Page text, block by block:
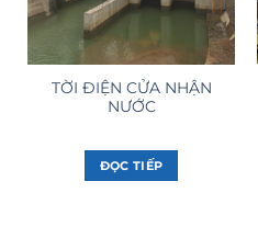
TỜI ĐIỆN CỬA NHẬN
NƯỚC
ĐỌC TIẾP